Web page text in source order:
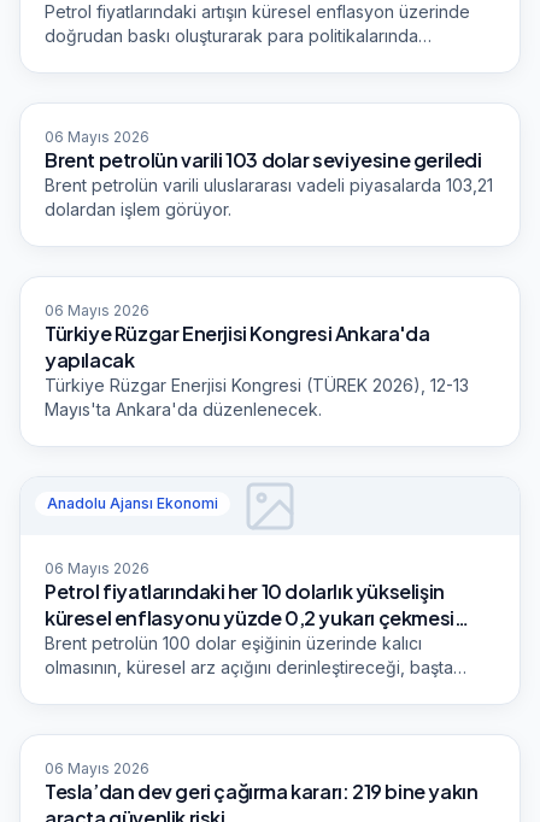
Petrol fiyatlarındaki artışın küresel enflasyon üzerinde
doğrudan baskı oluşturarak para politikalarında
yukarı çekmesi bekleniyor.
TRT Haber Ekonomi
06 Mayıs 2026
Brent petrolün varili 103 dolar seviyesine geriledi
Brent petrolün varili uluslararası vadeli piyasalarda 103,21
dolardan işlem görüyor.
TRT Haber Ekonomi
06 Mayıs 2026
Türkiye Rüzgar Enerjisi Kongresi Ankara'da
yapılacak
Türkiye Rüzgar Enerjisi Kongresi (TÜREK 2026), 12-13
Mayıs'ta Ankara'da düzenlenecek.
Anadolu Ajansı Ekonomi
06 Mayıs 2026
Petrol fiyatlarındaki her 10 dolarlık yükselişin
küresel enflasyonu yüzde 0,2 yukarı çekmesi
bekleniyor
Brent petrolün 100 dolar eşiğinin üzerinde kalıcı
olmasının, küresel arz açığını derinleştireceği, başta
artırabileceği değerlendiriliyor.
Dünya Gazetesi
06 Mayıs 2026
Tesla’dan dev geri çağırma kararı: 219 bine yakın